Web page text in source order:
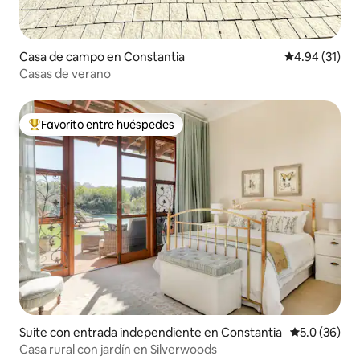
Casa de campo en Constantia Calificación
4.94 (31)
Casas de verano
De los mejores en Favorito entre huéspedes
Favorito entre huéspedes
Suite con entrada independiente en Constantia Calificación
5.0 (36)
Casa rural con jardín en Silverwoods